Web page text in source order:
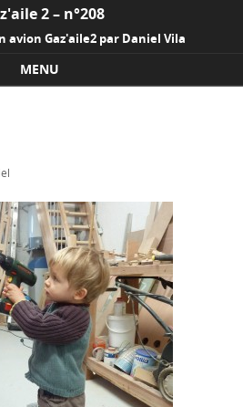
2 – n°208
avion Gaz'aile2 par Daniel Vila
MENU